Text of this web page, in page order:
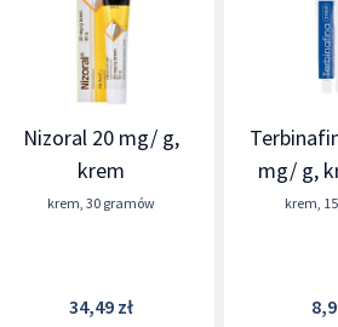
Nizoral 20 mg/ g,
krem
krem, 30 gramów
34,49 zł
mg/ g,
krem,